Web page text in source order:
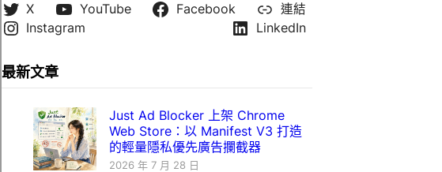
X YouTube Facebook
連結
Instagram
LinkedIn
最新文章
Just Ad Blocker 上架 Chrome
Web Store：以 Manifest V3 打造
的輕量隱私優先廣告攔截器
2026 年 7 月 28 日